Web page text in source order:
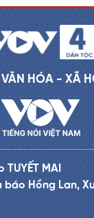
HÓA - XÃ
MAI
báo Hồng Lan,